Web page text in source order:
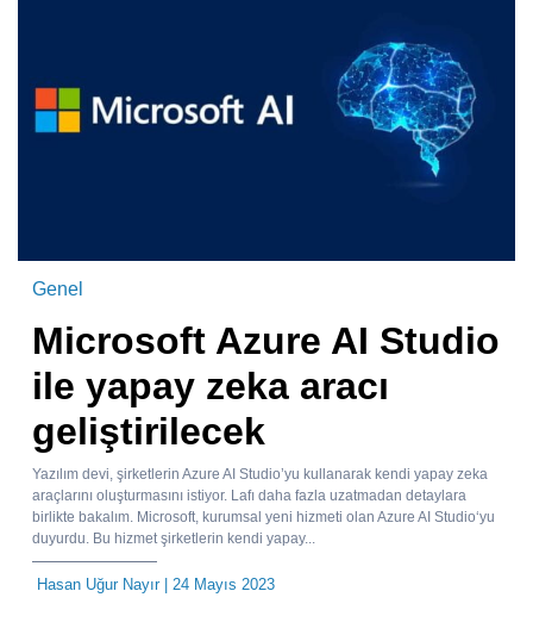
Genel
Microsoft Azure AI Studio
ile yapay zeka aracı
geliştirilecek
Yazılım devi, şirketlerin Azure AI Studio’yu kullanarak kendi yapay zeka
araçlarını oluşturmasını istiyor. Lafı daha fazla uzatmadan detaylara
birlikte bakalım. Microsoft, kurumsal yeni hizmeti olan Azure AI Studio‘yu
duyurdu. Bu hizmet şirketlerin kendi yapay...
Hasan Uğur Nayır| 24 Mayıs 2023